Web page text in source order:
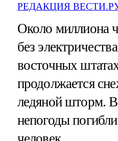
РЕДАКЦИЯ
Около миллиона
без
восточных
продолжается
ледяной шторм. В
непогоды